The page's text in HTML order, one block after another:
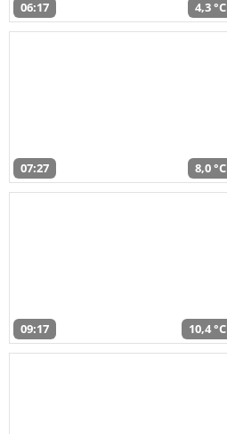
06:17 4,3 °C
07:27 8,0 °C
09:17 10,4 °C